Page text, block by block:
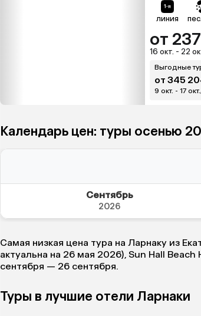
линия
от
16 окт. - 22
Выгодные
от 345
9 окт. - 17
Календарь цен: туры осенью
Сентябрь
2026
Самая низкая цена тура на Ларнаку из
актуальна на 26 мая 2026), Sun Hall
сентября — 26 сентября.
Туры в лучшие отели Ларнаки